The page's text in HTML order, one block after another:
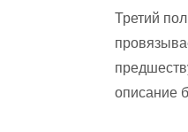
Третий
описание